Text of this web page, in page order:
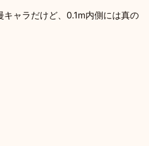
ャラだけど、0.1m内側には真の